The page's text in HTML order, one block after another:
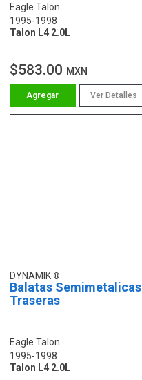
Eagle Talon
1995-1998
Talon L4 2.0L
$583.00 MXN
Ver Detalles
DYNAMIK
Balatas Semimetalicas
Traseras
Eagle Talon
1995-1998
Talon L4 2.0L